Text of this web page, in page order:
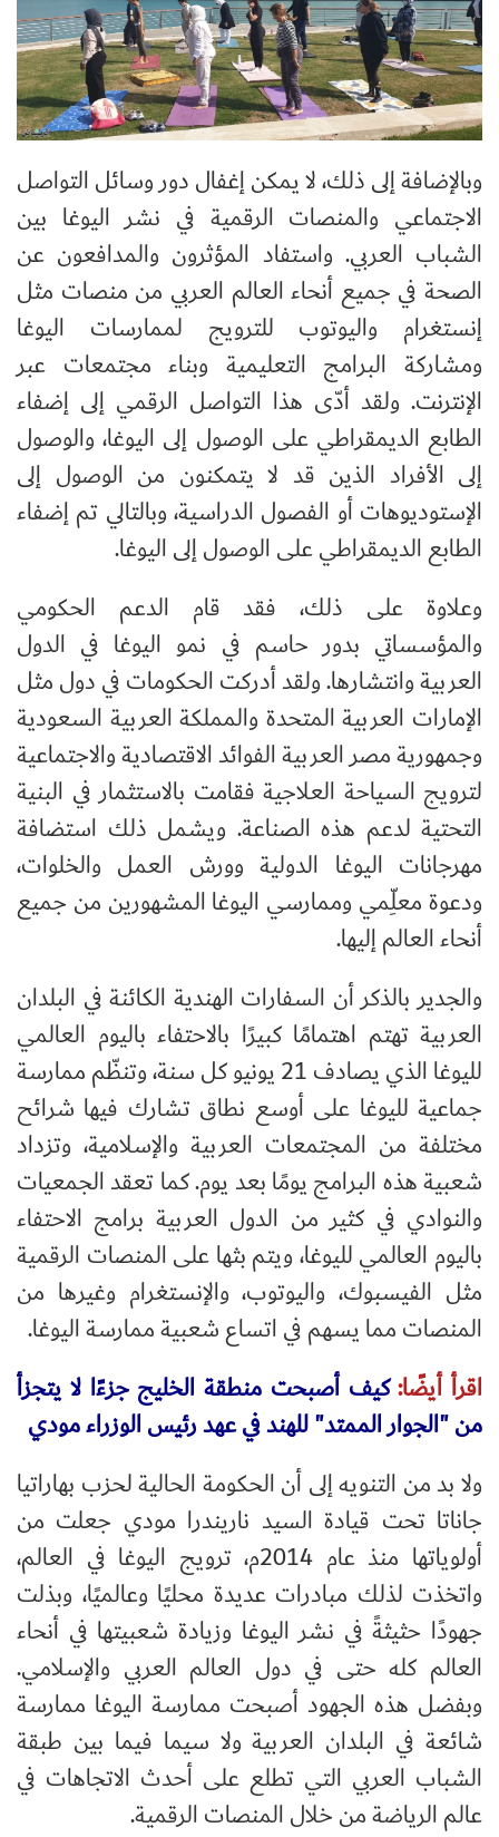
وبالإضافة إلى ذلك، لا يمكن إغفال دور وسائل التواصل
الاجتماعي والمنصات الرقمية في نشر اليوغا بين
الشباب العربي. واستفاد المؤثرون والمدافعون عن
الصحة في جميع أنحاء العالم العربي من منصات مثل
إنستغرام واليوتوب للترويج لممارسات اليوغا
ومشاركة البرامج التعليمية وبناء مجتمعات عبر
الإنترنت. ولقد أدّى هذا التواصل الرقمي إلى إضفاء
الطابع الديمقراطي على الوصول إلى اليوغا، والوصول
إلى الأفراد الذين قد لا يتمكنون من الوصول إلى
الإستوديوهات أو الفصول الدراسية، وبالتالي تم إضفاء
الطابع الديمقراطي على الوصول إلى اليوغا.
وعلاوة على ذلك، فقد قام الدعم الحكومي
والمؤسساتي بدور حاسم في نمو اليوغا في الدول
العربية وانتشارها. ولقد أدركت الحكومات في دول مثل
الإمارات العربية المتحدة والمملكة العربية السعودية
وجمهورية مصر العربية الفوائد الاقتصادية والاجتماعية
لترويج السياحة العلاجية فقامت بالاستثمار في البنية
التحتية لدعم هذه الصناعة. ويشمل ذلك استضافة
مهرجانات اليوغا الدولية وورش العمل والخلوات،
ودعوة معلِّمي وممارسي اليوغا المشهورين من جميع
أنحاء العالم إليها.
والجدير بالذكر أن السفارات الهندية الكائنة في البلدان
العربية تهتم اهتمامًا كبيرًا بالاحتفاء باليوم العالمي
لليوغا الذي يصادف 21 يونيو كل سنة، وتنظّم ممارسة
جماعية لليوغا على أوسع نطاق تشارك فيها شرائح
مختلفة من المجتمعات العربية والإسلامية، وتزداد
شعبية هذه البرامج يومًا بعد يوم. كما تعقد الجمعيات
والنوادي في كثير من الدول العربية برامج الاحتفاء
باليوم العالمي لليوغا، ويتم بثها على المنصات الرقمية
مثل الفيسبوك، واليوتوب، والإنستغرام وغيرها من
المنصات مما يسهم في اتساع شعبية ممارسة اليوغا.
اقرأ أيضًا: كيف أصبحت منطقة الخليج جزءًا لا يتجزأ
من "الجوار الممتد" للهند في عهد رئيس الوزراء مودي
ولا بد من التنويه إلى أن الحكومة الحالية لحزب بهاراتيا
جاناتا تحت قيادة السيد ناريندرا مودي جعلت من
أولوياتها منذ عام 2014م، ترويج اليوغا في العالم،
واتخذت لذلك مبادرات عديدة محليًا وعالميًا، وبذلت
جهودًا حثيثةً في نشر اليوغا وزيادة شعبيتها في أنحاء
العالم كله حتى في دول العالم العربي والإسلامي.
وبفضل هذه الجهود أصبحت ممارسة اليوغا ممارسة
شائعة في البلدان العربية ولا سيما فيما بين طبقة
الشباب العربي التي تطلع على أحدث الاتجاهات في
عالم الرياضة من خلال المنصات الرقمية.